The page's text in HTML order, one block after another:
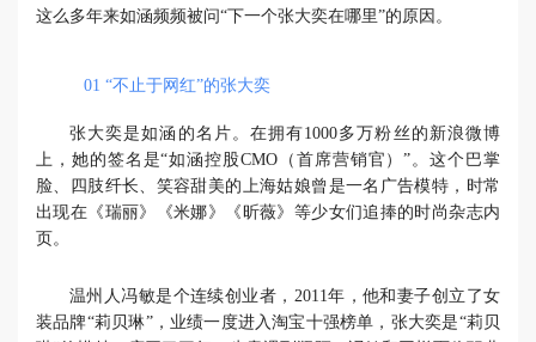
这么多年来如涵频频被问“下一个张大奕在哪里”的原因。
01 “不止于网红”的张大奕
张大奕是如涵的名片。在拥有1000多万粉丝的新浪微博
上，她的签名是“如涵控股CMO（首席营销官）”。这个巴掌
脸、四肢纤长、笑容甜美的上海姑娘曾是一名广告模特，时常
出现在《瑞丽》《米娜》《昕薇》等少女们追捧的时尚杂志内
页。
温州人冯敏是个连续创业者，2011年，他和妻子创立了女
装品牌“莉贝琳”，业绩一度进入淘宝十强榜单，张大奕是“莉贝